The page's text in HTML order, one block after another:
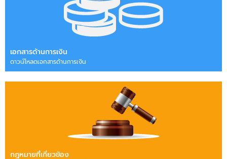
เอกสารด้านการเงิน
ดาวน์โหลดเอกสารด้านการเงิน
กฎหมายที่เกี่ยวข้อง